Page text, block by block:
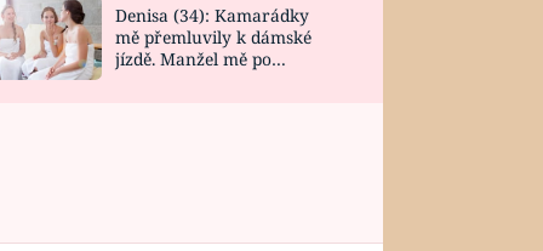
Denisa (34): Kamarádky
mě přemluvily k dámské
jízdě. Manžel mě po